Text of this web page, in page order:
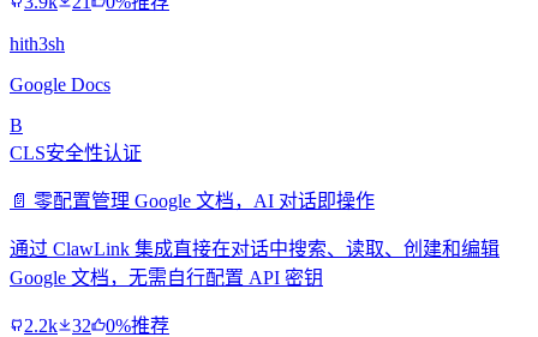
hith3sh
Google Docs
B
CLS安全性认证
📄 零配置管理 Google 文档，AI 对话即操作
通过 ClawLink 集成直接在对话中搜索、读取、创建和编辑
Google 文档，无需自行配置 API 密钥
2.2k 32 0%推荐